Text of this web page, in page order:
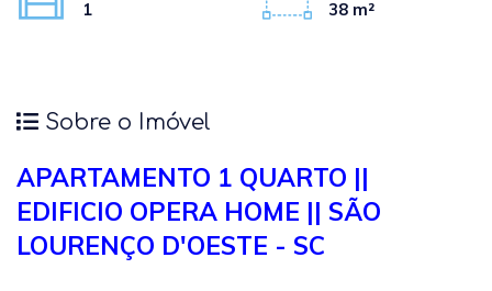
1 38 m²
Sobre o Imóvel
APARTAMENTO 1 QUARTO ||
EDIFICIO OPERA HOME || SÃO
LOURENÇO D'OESTE - SC